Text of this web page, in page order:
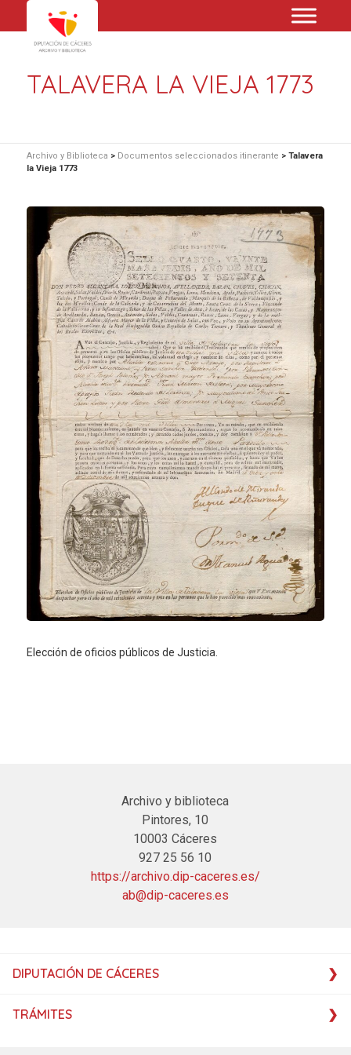
TALAVERA LA VIEJA 1773
Archivo y Biblioteca > Documentos seleccionados itinerante > Talavera
la Vieja 1773
Elección de oficios públicos de Justicia.
Archivo y biblioteca
Pintores, 10
10003 Cáceres
927 25 56 10
https://archivo.dip-caceres.es/
ab@dip-caceres.es
DIPUTACIÓN DE CÁCERES
TRÁMITES